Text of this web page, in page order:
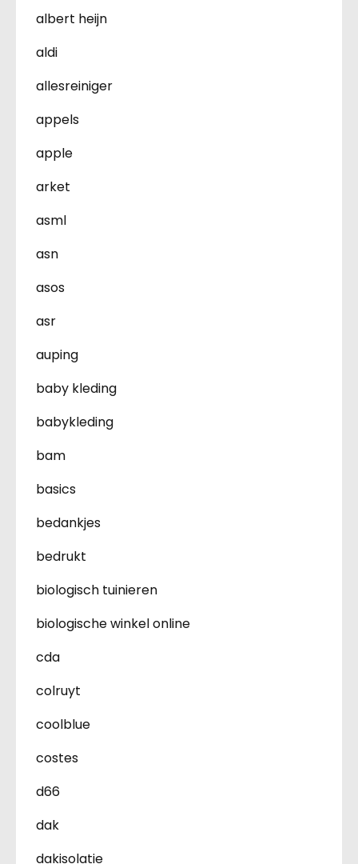
albert heijn
aldi
allesreiniger
appels
apple
arket
asml
asn
asos
asr
auping
baby kleding
babykleding
bam
basics
bedankjes
bedrukt
biologisch tuinieren
biologische winkel online
cda
colruyt
coolblue
costes
d66
dak
dakisolatie